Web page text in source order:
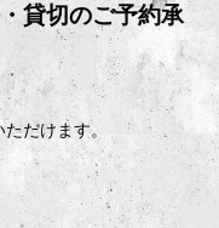
貸切のご予約承
だけます。